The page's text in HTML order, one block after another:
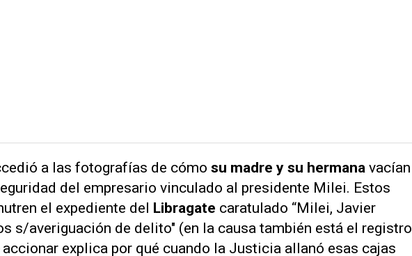
a las fotografías de cómo su madre y su hermana vacían
del empresario vinculado al presidente Milei. Estos
el expediente del Libragate caratulado “Milei, Javier
s/averiguación de delito" (en la causa también está el registro
explica por qué cuando la Justicia allanó esas cajas